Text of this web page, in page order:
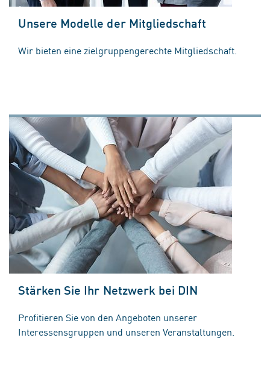
Unsere Modelle der Mitgliedschaft
Wir bieten eine zielgruppengerechte Mitgliedschaft.
Stärken Sie Ihr Netzwerk bei DIN
Profitieren Sie von den Angeboten unserer
Interessensgruppen und unseren Veranstaltungen.